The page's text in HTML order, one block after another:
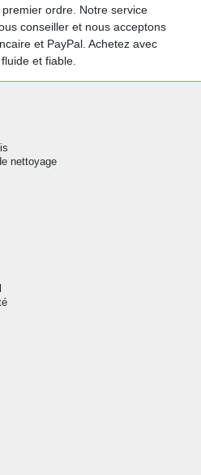
ordre. Notre service
conseiller et nous acceptons
et PayPal. Achetez avec
et fiable.
nettoyage